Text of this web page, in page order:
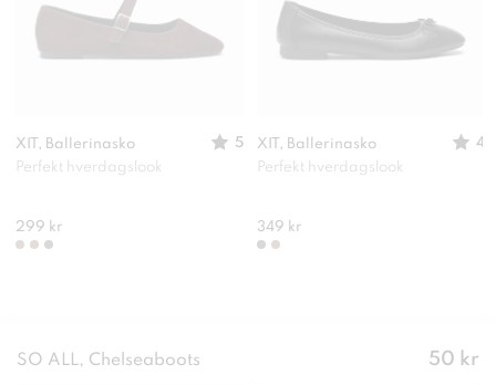
XIT, Ballerinasko
5
Perfekt hverdagslook
299 kr
XIT, Ballerinasko
4
Perfekt hverdagslook
349 kr
SO ALL, Chelseaboots Pris:
50 kr